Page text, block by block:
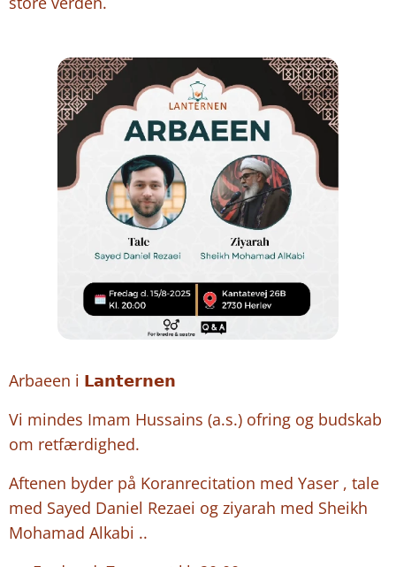
Arbaeen i 𝗟𝗮𝗻𝘁𝗲𝗿𝗻𝗲𝗻
Vi mindes Imam Hussains (a.s.) ofring og budskab
om retfærdighed.
Aftenen byder på Koranrecitation med Yaser , tale
med Sayed Daniel Rezaei og ziyarah med Sheikh
Mohamad Alkabi ..